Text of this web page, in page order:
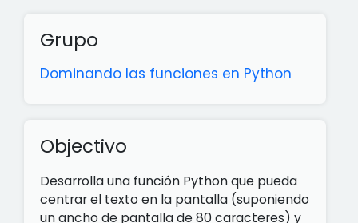
Grupo
Dominando las funciones en Python
Objectivo
Desarrolla una función Python que pueda
centrar el texto en la pantalla (suponiendo
un ancho de pantalla de 80 caracteres) y